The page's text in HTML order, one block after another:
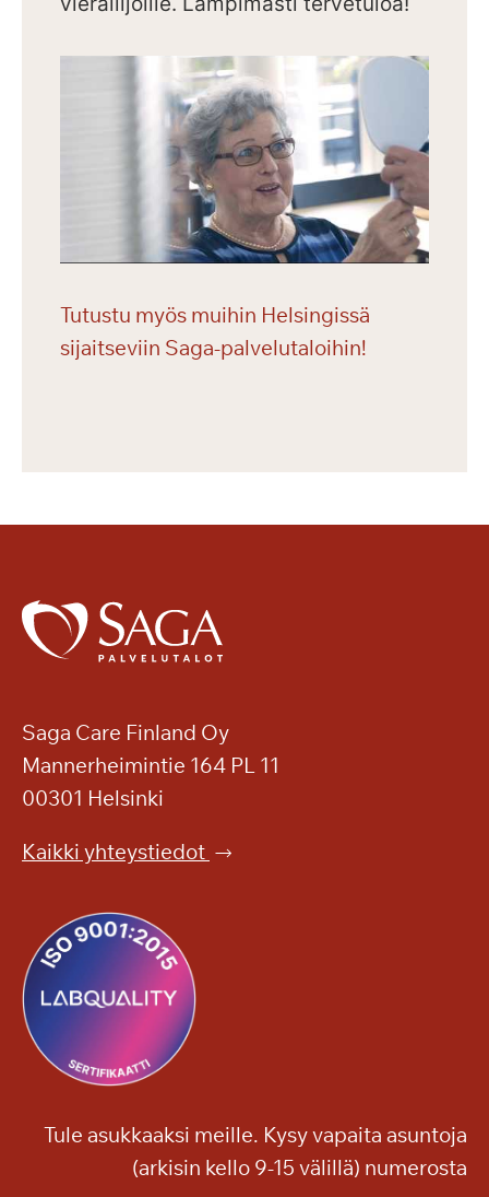
Tutustu myös muihin Helsingissä
sijaitseviin Saga-palvelutaloihin!
Saga Care Finland Oy
Mannerheimintie 164 PL 11
00301 Helsinki
Kaikki yhteystiedot
Tule asukkaaksi meille. Kysy vapaita asuntoja
(arkisin kello 9-15 välillä) numerosta